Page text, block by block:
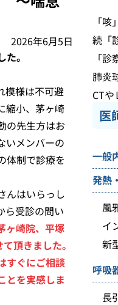
2026年6月5日
。
模様は不可避
縮小、茅ヶ崎
の先生方はお
いメンバーの
体制で診療を
んはいらっし
ら受診の問い
ヶ崎院、平塚
頂きました。
すぐにご相談
とを実感しま
「
続「
「
肺炎
CT
医
一般
発熱
風
イ
新
呼吸
長